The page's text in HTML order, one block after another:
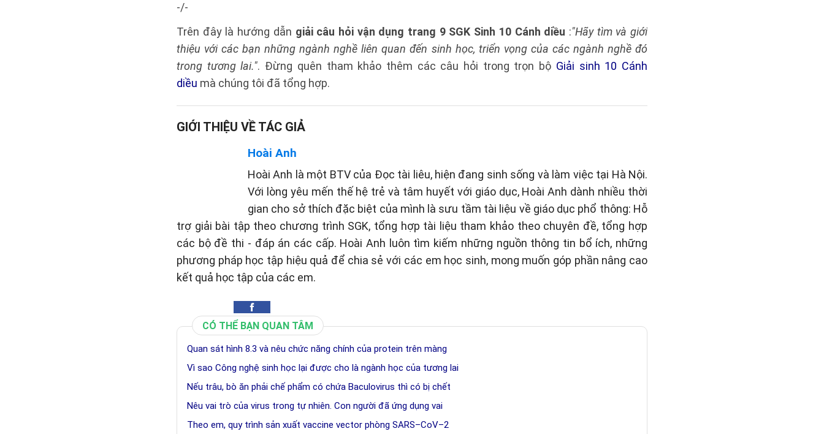
-/-
Trên đây là hướng dẫn giải câu hỏi vận dụng trang 9 SGK Sinh 10 Cánh diều :"Hãy tìm và giới
thiệu với các bạn những ngành nghề liên quan đến sinh học, triển vọng của các ngành nghề đó
trong tương lai.". Đừng quên tham khảo thêm các câu hỏi trong trọn bộ Giải sinh 10 Cánh
diều mà chúng tôi đã tổng hợp.
GIỚI THIỆU VỀ TÁC GIẢ
Hoài Anh
Hoài Anh là một BTV của Đọc tài liêu, hiện đang sinh sống và làm việc tại Hà Nội.
Với lòng yêu mến thế hệ trẻ và tâm huyết với giáo dục, Hoài Anh dành nhiều thời
gian cho sở thích đặc biệt của mình là sưu tầm tài liệu về giáo dục phổ thông: Hỗ
trợ giải bài tập theo chương trình SGK, tổng hợp tài liệu tham khảo theo chuyên đề, tổng hợp
các bộ đề thi - đáp án các cấp. Hoài Anh luôn tìm kiếm những nguồn thông tin bổ ích, những
phương pháp học tập hiệu quả để chia sẻ với các em học sinh, mong muốn góp phần nâng cao
kết quả học tập của các em.
CÓ THỂ BẠN QUAN TÂM
Quan sát hình 8.3 và nêu chức năng chính của protein trên màng
Vì sao Công nghệ sinh học lại được cho là ngành học của tương lai
Nếu trâu, bò ăn phải chế phẩm có chứa Baculovirus thì có bị chết
Nêu vai trò của virus trong tự nhiên. Con người đã ứng dụng vai
Theo em, quy trình sản xuất vaccine vector phòng SARS–CoV–2